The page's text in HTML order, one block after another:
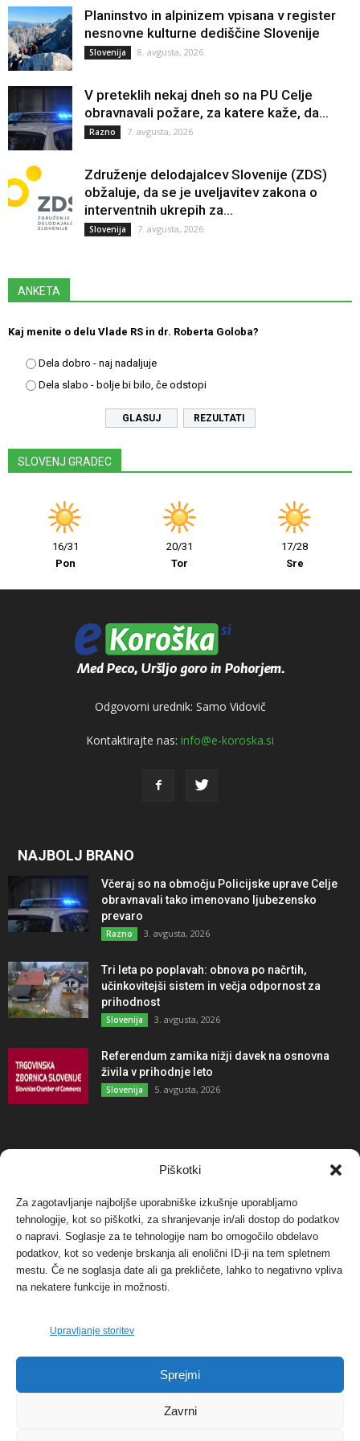
Piškotki
Za zagotavljanje najboljše uporabniške izkušnje uporabljamo
tehnologije, kot so piškotki, za shranjevanje in/ali dostop do podatkov
o napravi. Soglasje za te tehnologije nam bo omogočilo obdelavo
podatkov, kot so vedenje brskanja ali enolični ID-ji na tem spletnem
mestu. Če ne soglasja date ali ga prekličete, lahko to negativno vpliva
na nekatere funkcije in možnosti.
Upravljanje storitev
Sprejmi
Zavrni
Planinstvo in alpinizem vpisana v register
nesnovne kulturne dediščine Slovenije
Slovenija 8. avgusta, 2026
V preteklih nekaj dneh so na PU Celje
obravnavali požare, za katere kaže, da...
Razno 7. avgusta, 2026
Združenje delodajalcev Slovenije (ZDS)
obžaluje, da se je uveljavitev zakona o
interventnih ukrepih za...
Slovenija 7. avgusta, 2026
ANKETA
Kaj menite o delu Vlade RS in dr. Roberta Goloba?
Dela dobro - naj nadaljuje
Dela slabo - bolje bi bilo, če odstopi
REZULTATI
SLOVENJ GRADEC
16/31
Pon
20/31
Tor
17/28
Sre
Odgovorni urednik: Samo Vidovič
Kontaktirajte nas: info@e-koroska.si
NAJBOLJ BRANO
Včeraj so na območju Policijske uprave Celje
obravnavali tako imenovano ljubezensko
prevaro
Razno 3. avgusta, 2026
Tri leta po poplavah: obnova po načrtih,
učinkovitejši sistem in večja odpornost za
prihodnost
Slovenija 3. avgusta, 2026
Referendum zamika nižji davek na osnovna
živila v prihodnje leto
Slovenija 5. avgusta, 2026
NAJBOLJ KOMENTIRANO
Protest proti vetrnim elektrarnam na Ojstrici, v
svetu pa vedno bolj...
Dogodki 12. maja, 2017
Tožilstvo v Celovcu v korist elektrarnam
Verbund
FOTO: Razstava cvetličarskega mojstra Andreja
Dogodki 27. novembra, 2017